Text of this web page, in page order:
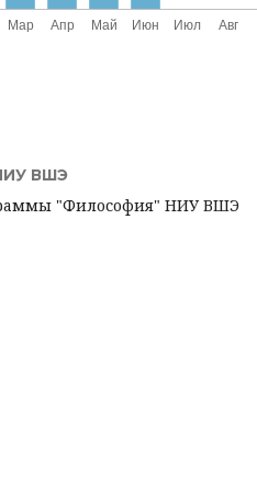
ВШЭ
"Философия" НИУ ВШЭ